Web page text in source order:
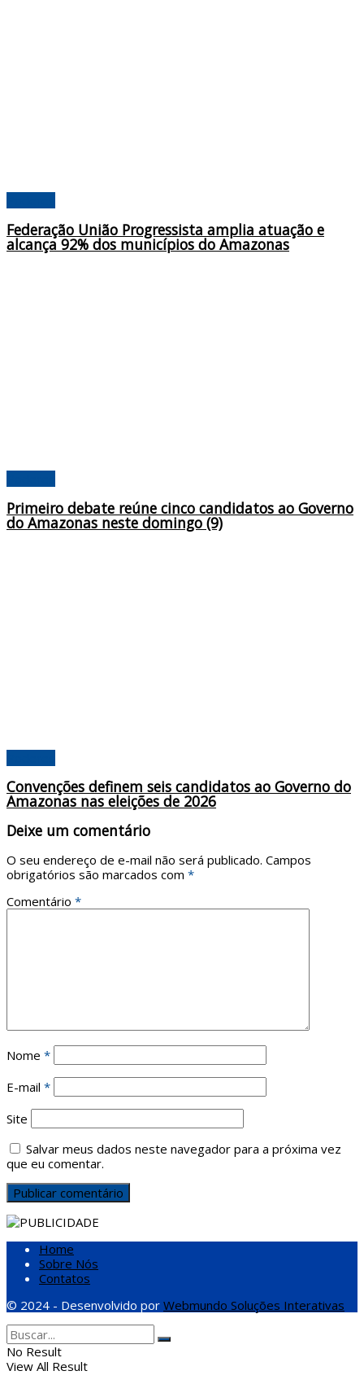
Federação União Progressista amplia atuação e
alcança 92% dos municípios do Amazonas
Primeiro debate reúne cinco candidatos ao Governo
do Amazonas neste domingo (9)
Convenções definem seis candidatos ao Governo do
Amazonas nas eleições de 2026
Deixe um comentário
O seu endereço de e-mail não será publicado. Campos
obrigatórios são marcados com *
Comentário *
Nome *
E-mail *
Site
Salvar meus dados neste navegador para a próxima vez
que eu comentar.
Home
Sobre Nós
Contatos
© 2024 - Desenvolvido por Webmundo Soluções Interativas
No Result
View All Result